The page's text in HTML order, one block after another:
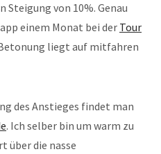
von 10%. Genau
einem Monat bei der Tour
liegt auf mitfahren
des Anstieges findet man
. Ich selber bin um warm zu
über die nasse